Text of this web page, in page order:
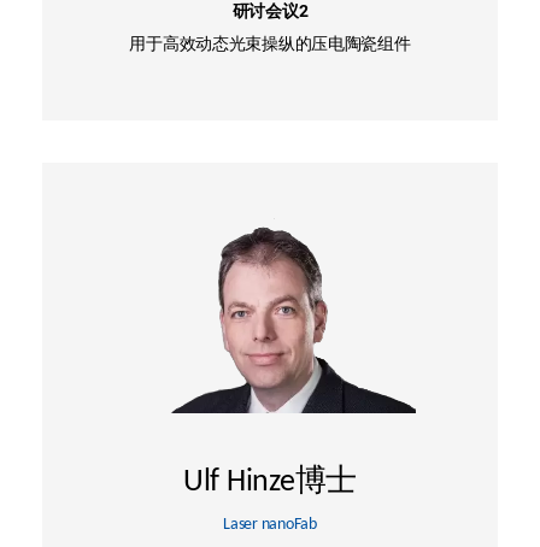
研讨会议2
用于高效动态光束操纵的压电陶瓷组件
Ulf Hinze博士
Laser nanoFab